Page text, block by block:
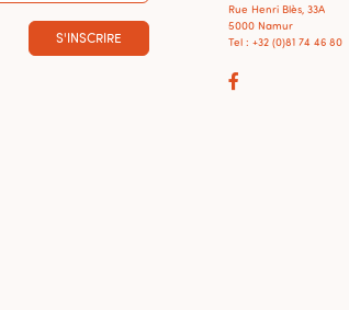
S'INSCRIRE
Rue Henri Blès, 33A
5000 Namur
Tel : +32 (0)81 74 46 80